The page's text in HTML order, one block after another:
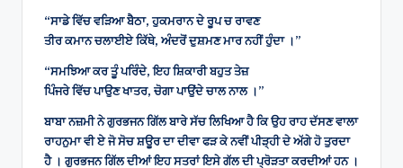
“ਸਾਡੇ ਵਿੱਚ ਵੜਿਆ ਬੈਠਾ, ਹੁਕਮਰਾਨ ਦੇ ਰੂਪ ਚ ਰਾਵਣ
ਤੀਰ ਕਮਾਨ ਚਲਾਈਏ ਕਿੱਥੇ, ਅੰਦਰੋਂ ਦੁਸ਼ਮਣ ਮਾਰ ਨਹੀਂ ਹੁੰਦਾ ।”
“ਸਮਝਿਆ ਕਰ ਤੂੰ ਪਰਿੰਦੇ, ਇਹ ਸ਼ਿਕਾਰੀ ਬਹੁਤ ਤੇਜ਼
ਪਿੰਜਰੇ ਵਿੱਚ ਪਾਉਣ ਖਾਤਰ, ਚੋਗਾ ਪਾਉਂਦੇ ਚਾਲ ਨਾਲ ।”
ਬਾਬਾ ਨਜ਼ਮੀ ਨੇ ਗੁਰਭਜਨ ਗਿੱਲ ਬਾਰੇ ਸੱਚ ਲਿਖਿਆ ਹੈ ਕਿ ਉਹ ਰਾਹ ਦੱਸਣ ਵਾਲਾ
ਰਾਹਨੁਮਾ ਵੀ ਏ ਜੋ ਸੋਚ ਸ਼ਊਰ ਦਾ ਦੀਵਾ ਫੜ ਕੇ ਨਵੀਂ ਪੀੜ੍ਹੀ ਦੇ ਅੱਗੇ ਹੋ ਤੁਰਦਾ
ਹੈ । ਗੁਰਭਜਨ ਗਿੱਲ ਦੀਆਂ ਇਹ ਸਤਰਾਂ ਇਸੇ ਗੱਲ ਦੀ ਪ੍ਰੋੜਤਾ ਕਰਦੀਆਂ ਹਨ ।